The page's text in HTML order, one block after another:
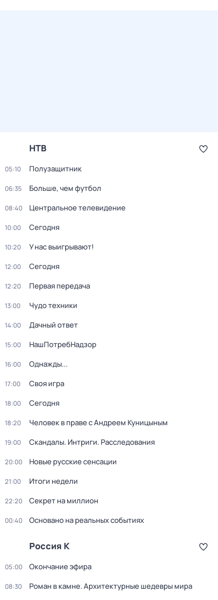
НТВ
05:10 Полузащитник
06:35 Больше, чем футбол
08:40 Центральное телевидение
10:00 Сегодня
10:20 У нас выигрывают!
12:00 Сегодня
12:20 Первая передача
13:00 Чудо техники
14:00 Дачный ответ
15:00 НашПотребНадзор
16:00 Однажды...
17:00 Своя игра
18:00 Сегодня
18:20 Человек в праве с Андреем Куницыным
19:00 Скандалы. Интриги. Расследования
20:00 Новые русские сенсации
21:00 Итоги недели
22:20 Секрет на миллион
00:40 Основано на реальных событиях
Россия К
05:00 Окончание эфира
08:30 Роман в камне. Архитектурные шедевры мира